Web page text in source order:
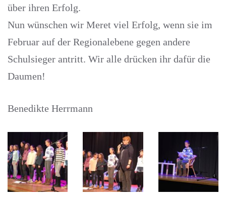
über ihren Erfolg.
Nun wünschen wir Meret viel Erfolg, wenn sie im
Februar auf der Regionalebene gegen andere
Schulsieger antritt. Wir alle drücken ihr dafür die
Daumen!
Benedikte Herrmann